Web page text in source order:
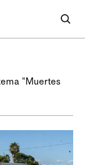
"Muertes